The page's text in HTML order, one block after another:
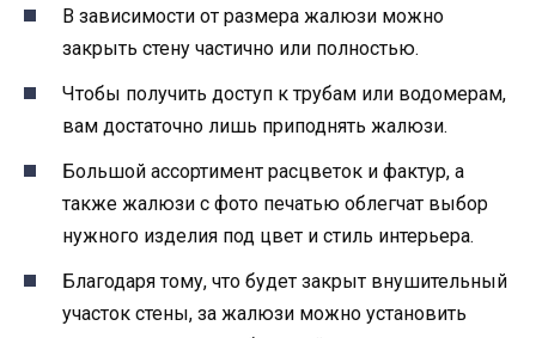
В зависимости от размера жалюзи можно
закрыть стену частично или полностью.
Чтобы получить доступ к трубам или водомерам,
вам достаточно лишь приподнять жалюзи.
Большой ассортимент расцветок и фактур, а
также жалюзи с фото печатью облегчат выбор
нужного изделия под цвет и стиль интерьера.
Благодаря тому, что будет закрыт внушительный
участок стены, за жалюзи можно установить